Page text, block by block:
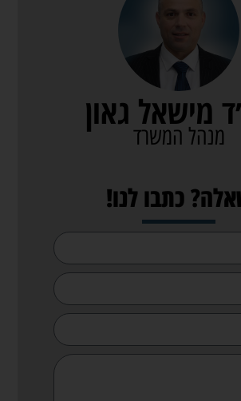
מישאל גאון
מנהל המשרד
כתבו לנו!